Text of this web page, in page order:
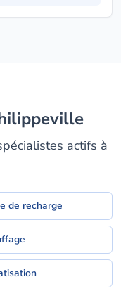
actifs à
de recharge